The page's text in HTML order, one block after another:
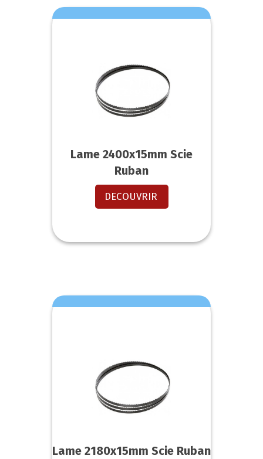
Lame 2400x15mm Scie
Ruban
DECOUVRIR
Lame 2180x15mm Scie Ruban